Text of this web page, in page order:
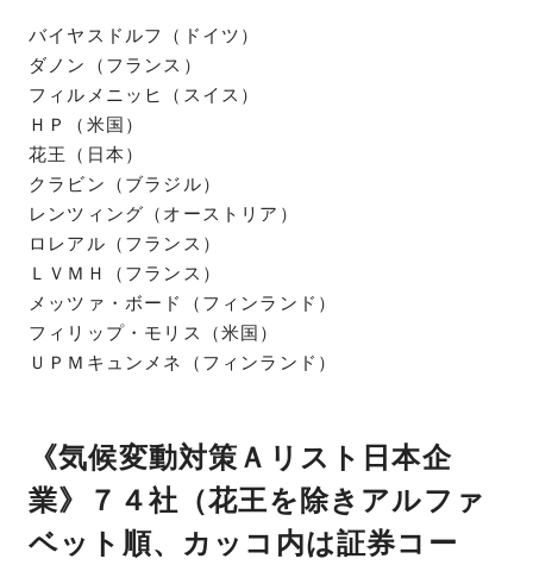
バイヤスドルフ（ドイツ）
ダノン（フランス）
フィルメニッヒ（スイス）
ＨＰ（米国）
花王（日本）
クラビン（ブラジル）
レンツィング（オーストリア）
ロレアル（フランス）
ＬＶＭＨ（フランス）
メッツァ・ボード（フィンランド）
フィリップ・モリス（米国）
ＵＰＭキュンメネ（フィンランド）
《気候変動対策Ａリスト日本企
業》７４社（花王を除きアルファ
ベット順、カッコ内は証券コー